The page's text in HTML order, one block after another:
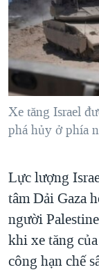
"Tìm"NGƯỜI VIỆT
ĐỜI SỐNG
KINH TẾ
KHOA HỌC
SỨC KHOẺ
VĂN HOÁ
TẠI
HÀNH TRÌNH
MỘT NĂM
GIẢI MÃ
TRỊNH VĨNH
CHI PHÍ CHIẾN
CÁC GIÁ TRỊ
THƯỢNG
TRỊNH VĨNH
VIDEO
NGHE
MẠNG XÃ HỘI
Ngôn ngữ khác
Xe tăng Israel
phá hủy ở phía
Lực lượng
tâm Dải Gaza
người
khi xe tăng
công hạn chế